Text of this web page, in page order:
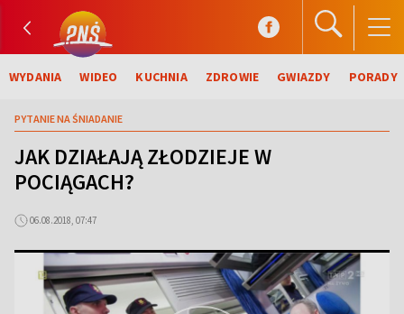
WYDANIA WIDEO KUCHNIA ZDROWIE GWIAZDY PORADY
PYTANIE NA ŚNIADANIE
JAK DZIAŁAJĄ ZŁODZIEJE W
POCIĄGACH?
06.08.2018, 07:47